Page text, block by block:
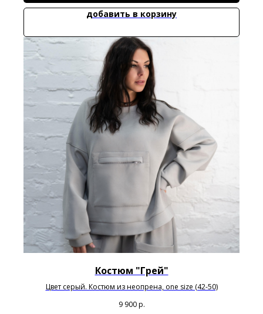
добавить в корзину
Костюм "Грей"
Цвет серый. Костюм из неопрена, one size (42-50)
9 900 р.